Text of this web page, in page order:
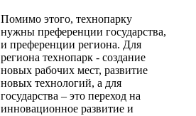
Помимо этого, технопарку
нужны преференции государства,
и преференции региона. Для
региона технопарк - создание
новых рабочих мест, развитие
новых технологий, а для
государства – это переход на
инновационное развитие и